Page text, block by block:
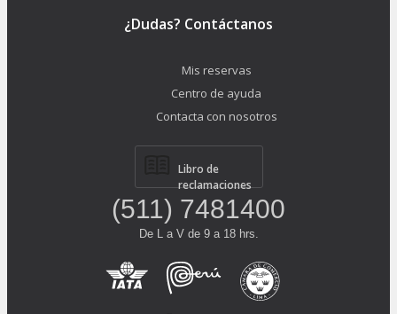
¿Dudas? Contáctanos
Mis reservas
Centro de ayuda
Contacta con nosotros
Libro de
reclamaciones
(511) 7481400
De L a V de 9 a 18 hrs.